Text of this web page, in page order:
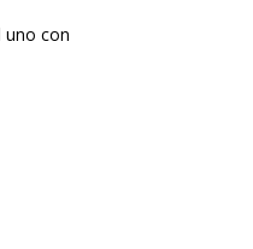
uno con